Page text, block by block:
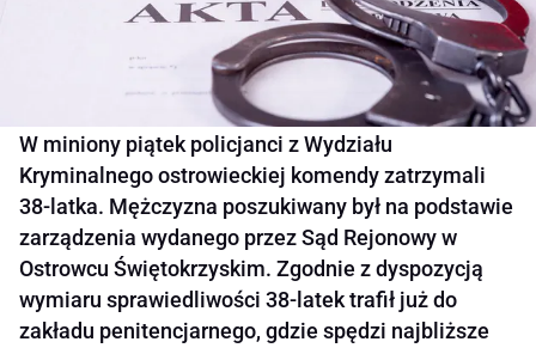
W miniony piątek policjanci z Wydziału
Kryminalnego ostrowieckiej komendy zatrzymali
38-latka. Mężczyzna poszukiwany był na podstawie
zarządzenia wydanego przez Sąd Rejonowy w
Ostrowcu Świętokrzyskim. Zgodnie z dyspozycją
wymiaru sprawiedliwości 38-latek trafił już do
zakładu penitencjarnego, gdzie spędzi najbliższe